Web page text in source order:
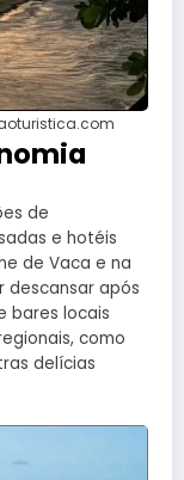
de
e hotéis
de Vaca e na
descansar após
bares locais
como
delícias